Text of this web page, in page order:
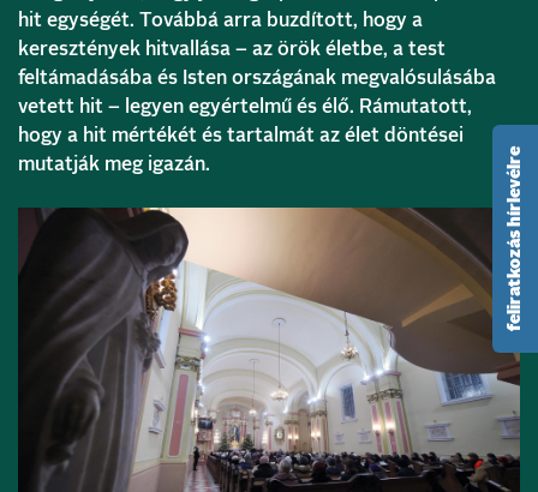
hit egységét. Továbbá arra buzdított, hogy a
keresztények hitvallása – az örök életbe, a test
feltámadásába és Isten országának megvalósulásába
vetett hit – legyen egyértelmű és élő. Rámutatott,
hogy a hit mértékét és tartalmát az élet döntései
mutatják meg igazán.
feliratkozás hírlevélre